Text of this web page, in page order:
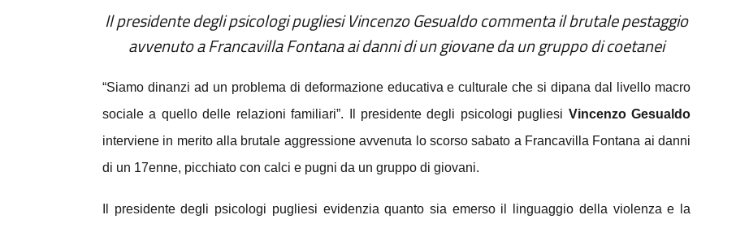
Il presidente degli psicologi pugliesi Vincenzo Gesualdocommenta il brutale pestaggio
avvenuto a Francavilla Fontanaai danni di un giovane da un gruppo di coetanei
“Siamo dinanzi ad un problema di deformazione educativa e culturale che si dipana dal livello macro
sociale a quello delle relazioni familiari”. Il presidente degli psicologi pugliesi Vincenzo Gesualdo
interviene in merito alla brutale aggressione avvenuta lo scorso sabato a Francavilla Fontana ai danni
di un 17enne, picchiato con calci e pugni da un gruppo di giovani.
Il presidente degli psicologi pugliesi evidenzia quanto sia emerso il linguaggio della violenza e la